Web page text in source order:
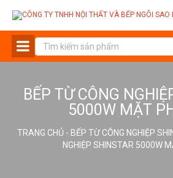
BẾP TỪ CÔNG
5000W MẶT
TRANG CHỦ - BẾP TỪ CÔNG NGHIỆP
NGHIỆP SHINSTAR 5000W